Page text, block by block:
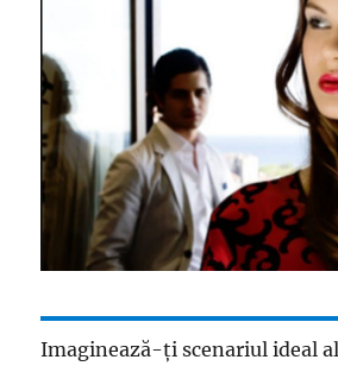
Imaginează-ţi scenariul ideal